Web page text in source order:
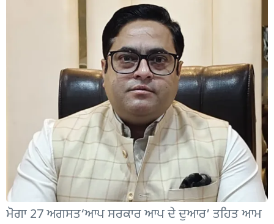
ਮੋਗਾ 27 ਅਗਸਤ‘ਆਪ ਸਰਕਾਰ ਆਪ ਦੇ ਦੁਆਰ’ ਤਹਿਤ ਆਮ